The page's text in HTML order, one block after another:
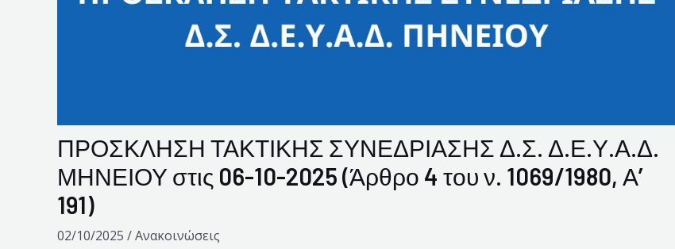
ΠΡΟΣΚΛΗΣΗ ΤΑΚΤΙΚΗΣ ΣΥΝΕΔΡΙΑΣΗΣ Δ.Σ. Δ.Ε.Υ.Α.Δ.
ΜΗΝΕΙΟΥ στις 06-10-2025 (Άρθρο 4 του ν. 1069/1980, Α’
191)
02/10/2025 /Ανακοινώσεις